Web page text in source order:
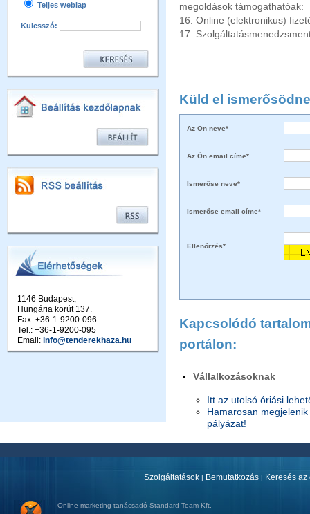
Teljes weblap
Kulcsszó:
1146 Budapest,
Hungária körút 137.
Fax: +36-1-9200-096
Tel.: +36-1-9200-095
Email: info@tenderekhaza.hu
megoldások támogathatóak:
16. Online (elektronikus)
17.
Küld el
Az Ön neve*
Az Ön email címe*
Ismerőse neve*
Ismerőse email címe*
Ellenőrzés*
Kapcsolódó
portálon:
Vállalkozásoknak
Itt az utolsó óriási
Hamarosan
pályázat!
Szolgáltatások | Bemutatkozás | Keresés
Online marketing tanácsadó Standard-Team Kft.